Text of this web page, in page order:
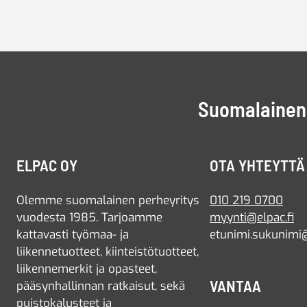
ELPAC OY
Olemme suomalainen perheyritys
vuodesta 1985. Tarjoamme
kattavasti työmaa- ja
liikennetuotteet, kiinteistötuotteet,
liikennemerkit ja opasteet,
pääsynhallinnan ratkaisut, sekä
puistokalusteet ja
OTA YHTEYTTÄ
010 219 0700
myynti@elpac.fi
VANTAA